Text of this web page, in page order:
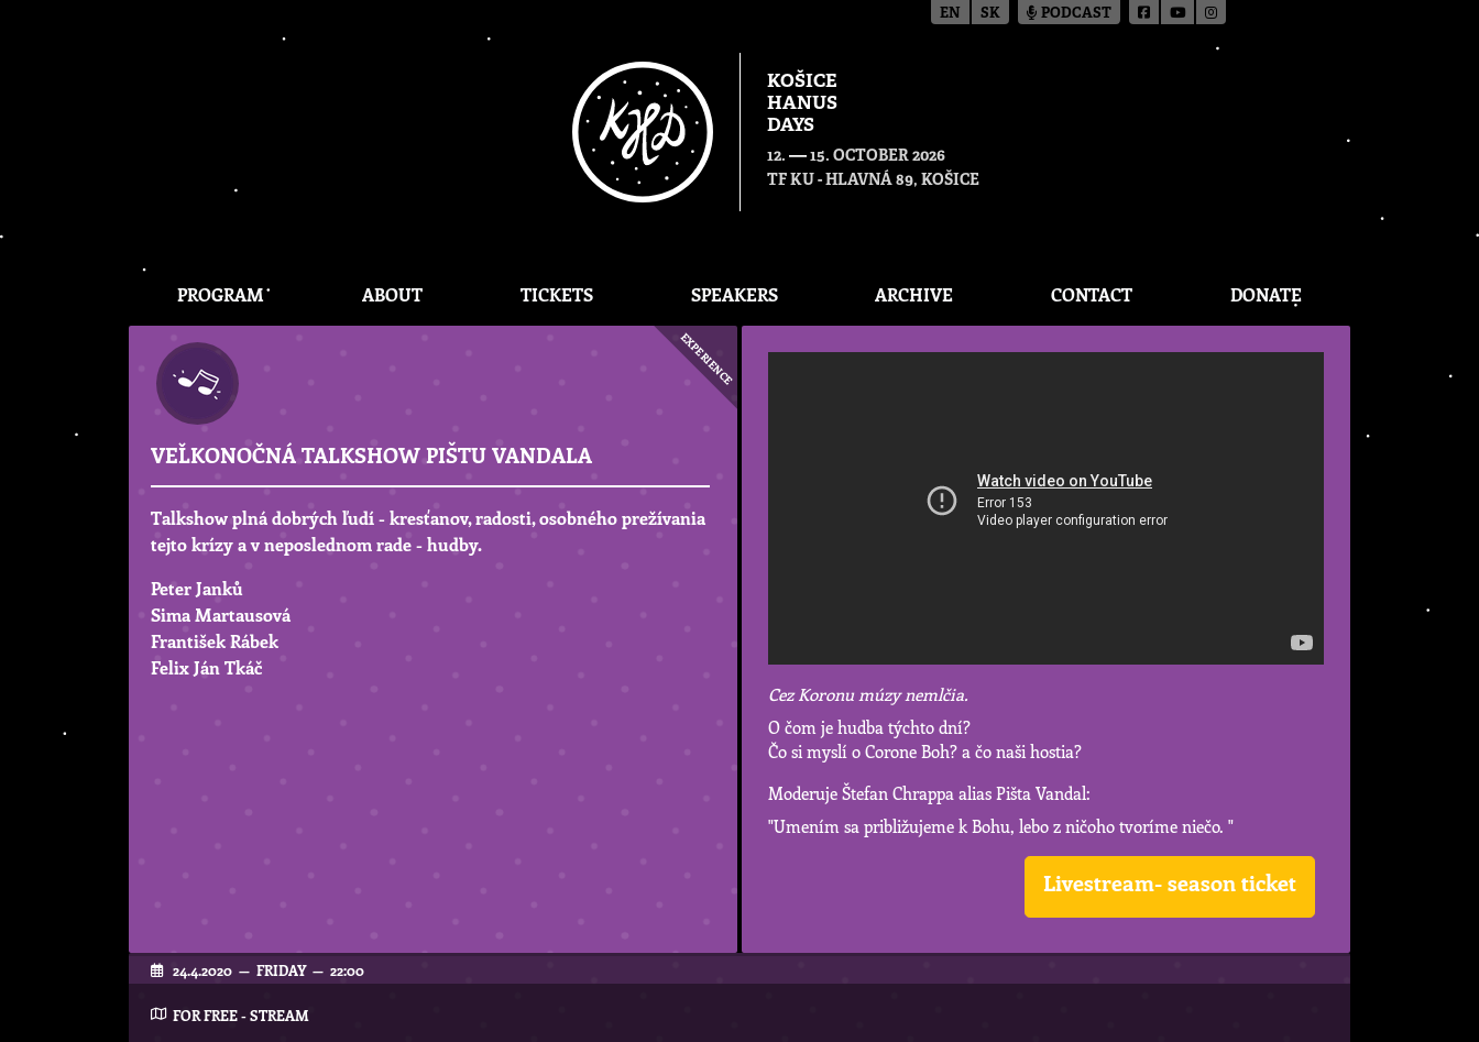
KOŠICE
HANUS
DAYS
12. — 15. OCTOBER 2026
TF KU - HLAVNÁ 89, KOŠICE
PROGRAM ABOUT TICKETS SPEAKERS ARCHIVE CONTACT DONATE
EXPERIENCE
VEĽKONOČNÁ TALKSHOW PIŠTU VANDALA
Talkshow plná dobrých ľudí - kresťanov, radosti, osobného prežívania
tejto krízy a v neposlednom rade - hudby.
Peter Janků
Sima Martausová
František Rábek
Felix Ján Tkáč
Cez Koronu múzy nemlčia.
O čom je hudba týchto dní?
Čo si myslí o Corone Boh? a čo naši hostia?
Moderuje Štefan Chrappa alias Pišta Vandal:
"Umením sa približujeme k Bohu, lebo z ničoho tvoríme niečo. "
Livestream- season ticket
24.4.2020 — FRIDAY — 22:00
FOR FREE - STREAM
EN SK PODCAST